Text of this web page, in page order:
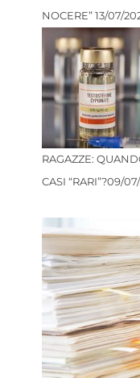
NOCERE”13/07/
RAGAZZE:
CASI “RARI”?09/